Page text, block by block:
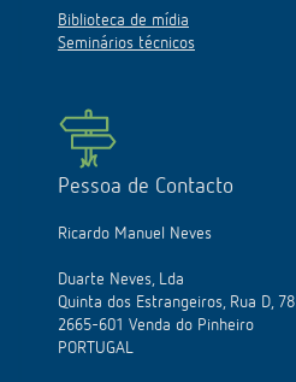
Biblioteca de mídia
Seminários técnicos
Pessoa de Contacto
Ricardo Manuel Neves
Duarte Neves, Lda
Quinta dos Estrangeiros, Rua D, 78
2665-601 Venda do Pinheiro
PORTUGAL